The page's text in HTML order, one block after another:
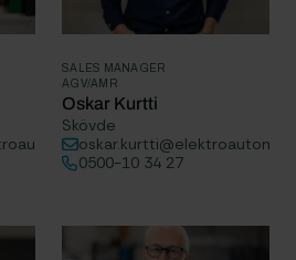
SALES MANAGER
AGV/AMR
Oskar Kurtti
Skövde
0500-10 34 27